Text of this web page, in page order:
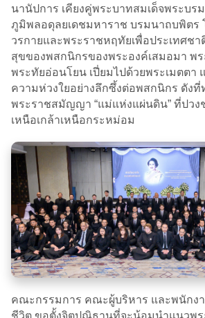
นานัปการ เคียงคู่พระบาทสมเด็จพระบร
ภูมิพลอดุลยเดชมหาราช บรมนาถบพิตร
วรกายและพระราชหฤทัยเพื่อประเทศช
สุขของพสกนิกรของพระองค์เสมอมา พ
พระทัยอ่อนโยน เปี่ยมไปด้วยพระเมตตา
ความห่วงใยอย่างลึกซึ้งต่อพสกนิกร ดังที่
พระราชสมัญญา “แม่แห่งแผ่นดิน” ที่ปวง
เหนือเกล้าเหนือกระหม่อม
คณะกรรมการ คณะผู้บริหาร และพนักง
ชีวิต ขอตั้งจิตปณิธานที่จะน้อมนำแนวพร